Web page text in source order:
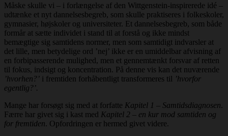
Måske skulle vi – i forlængelse af den Wittgenstein-inspirerede idé –
udtænke et nyt dannelsesbegreb, som skulle praktiseres i folkeskoler,
gymnasier, højskoler og universiteter. Et dannelsesbegreb, som både
formår at sætte individet i stand til at forstå og ikke mindst
bemægtige sig samtidens normer, men som samtidigt indvarsler at
det lille, men betydelige ord ’nej’ ikke er en umiddelbar afvisning af
en forbipasserende mulighed, men et gennemtænkt forsvar af retten
til fokus, indsigt og koncentration. På denne vis kan det nuværende
’hvorhen?’ i fremtiden forhåbentligt transformeres til ’hvorfor
egentlig?’.
Mange har forsøgt sig med at forfatte Kapitel 1 – Samtidsdiagnosen.
Færre har givet sig i kast med Kapitel 2 – en kur mod samtiden og
for fremtiden. Opfordringen er hermed givet videre.